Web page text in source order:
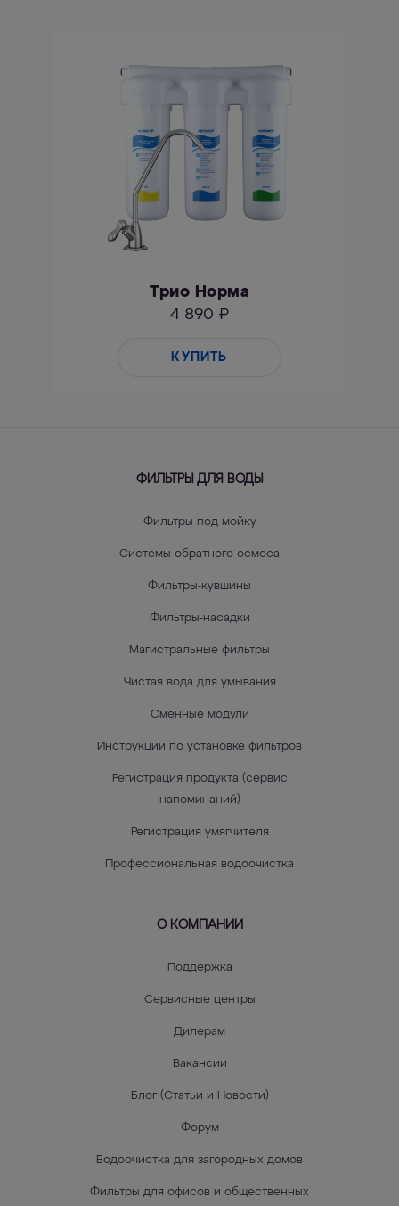
Трио Норма
4 890 ₽
КУПИТЬ
ФИЛЬТРЫ ДЛЯ ВОДЫ
Фильтры под мойку
Системы обратного осмоса
Фильтры-кувшины
Фильтры-насадки
Магистральные фильтры
Чистая вода для умывания
Сменные модули
Инструкции по установке фильтров
Регистрация продукта (сервис
напоминаний)
Регистрация умягчителя
Профессиональная водоочистка
О КОМПАНИИ
Поддержка
Сервисные центры
Дилерам
Вакансии
Блог (Статьи и Новости)
Форум
Водоочистка для загородных домов
Фильтры для офисов и общественных